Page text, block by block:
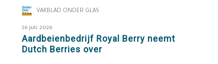
VAKBLAD ONDER GLAS
16 juli 2026
Aardbeienbedrijf Royal Berry neemt
Dutch Berries over